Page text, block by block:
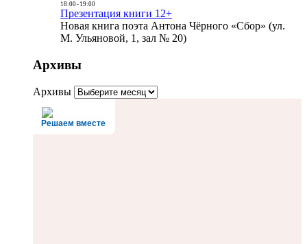
18:00- 19:00
Презентация книги 12+
Новая книга поэта Антона Чёрного «Сбор» (ул.
М. Ульяновой, 1, зал № 20)
Архивы
Архивы
Решаем вместе